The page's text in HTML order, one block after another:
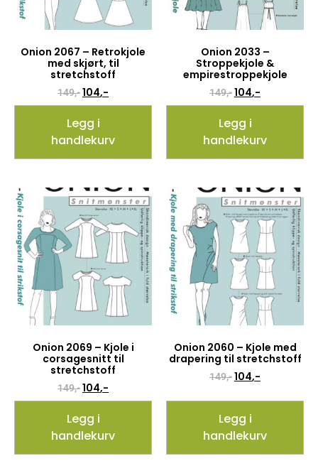
Onion 2067 – Retrokjole
med skjørt, til
stretchstoff
149,-104,-
Legg i
handlekurv
Onion 2033 –
Stroppekjole &
empirestroppekjole
149,-104,-
Legg i
handlekurv
Onion 2069 – Kjole i
corsagesnitt til
stretchstoff
149,-104,-
Legg i
handlekurv
Onion 2060 – Kjole med
drapering til stretchstoff
149,-104,-
Legg i
handlekurv